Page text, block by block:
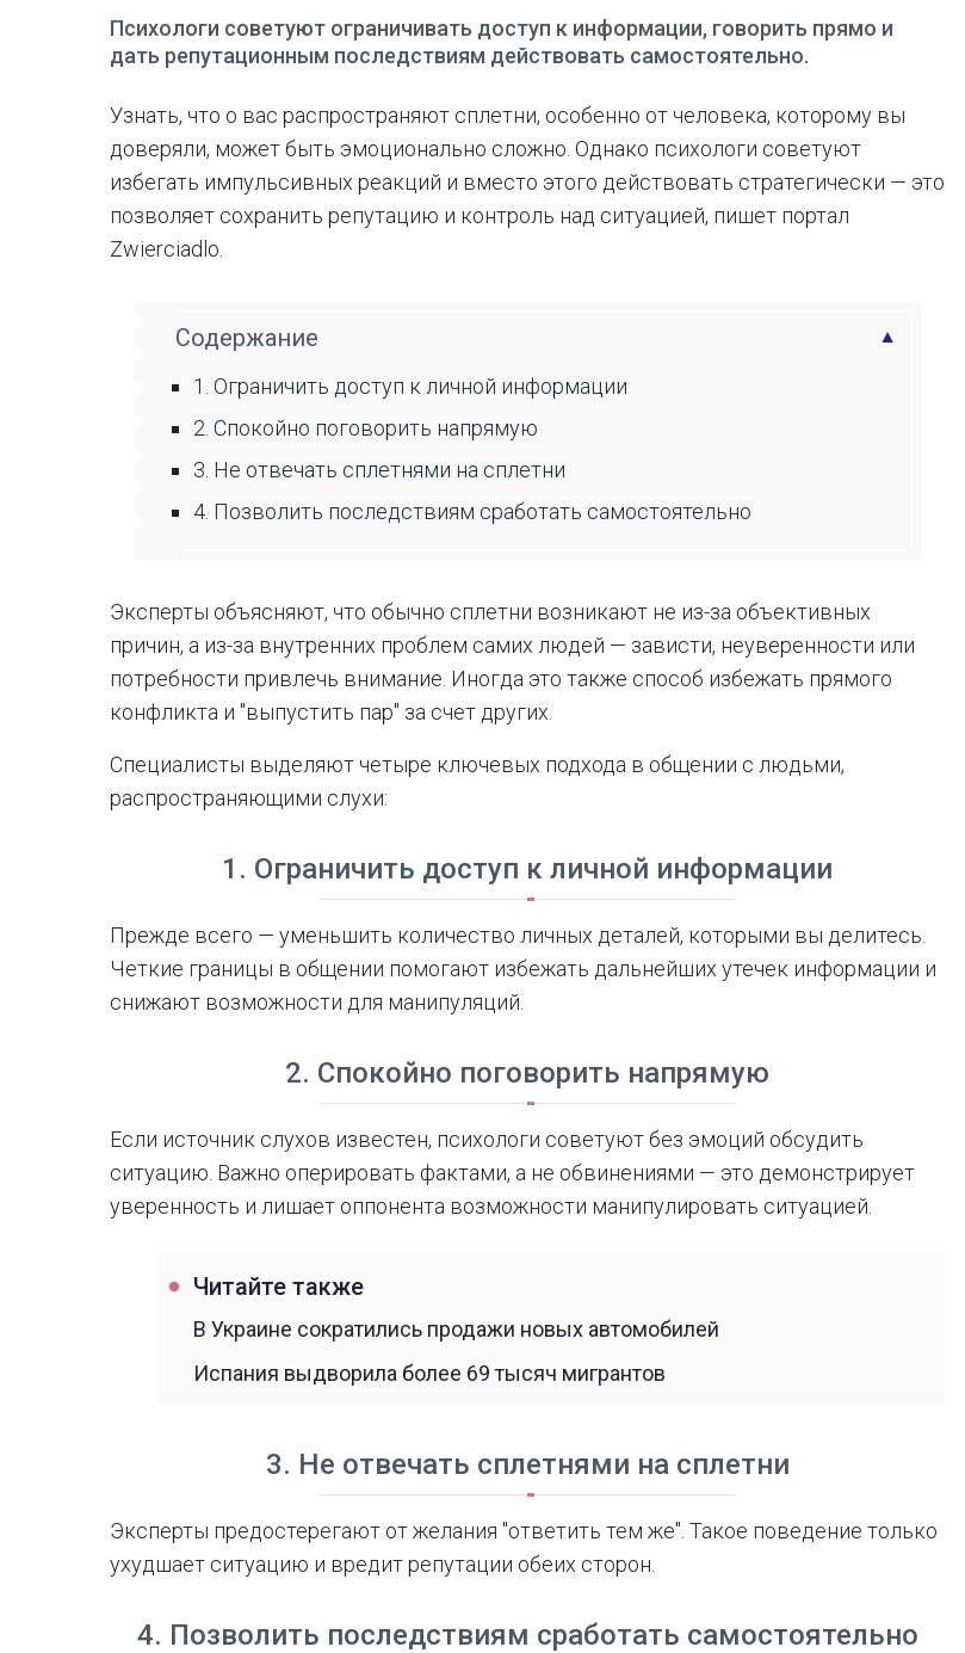
Психологи советуют ограничивать доступ к информации, говорить прямо и
дать репутационным последствиям действовать самостоятельно.
Узнать, что о вас распространяют сплетни, особенно от человека, которому вы
доверяли, может быть эмоционально сложно. Однако психологи советуют
избегать импульсивных реакций и вместо этого действовать стратегически — это
позволяет сохранить репутацию и контроль над ситуацией, пишет портал
Zwierciadlo.
Содержание
1. Ограничить доступ к личной информации
2. Спокойно поговорить напрямую
3. Не отвечать сплетнями на сплетни
4. Позволить последствиям сработать самостоятельно
Эксперты объясняют, что обычно сплетни возникают не из-за объективных
причин, а из-за внутренних проблем самих людей — зависти, неуверенности или
потребности привлечь внимание. Иногда это также способ избежать прямого
конфликта и "выпустить пар" за счет других.
Специалисты выделяют четыре ключевых подхода в общении с людьми,
распространяющими слухи:
1. Ограничить доступ к личной информации
Прежде всего — уменьшить количество личных деталей, которыми вы делитесь.
Четкие границы в общении помогают избежать дальнейших утечек информации и
снижают возможности для манипуляций.
2. Спокойно поговорить напрямую
Если источник слухов известен, психологи советуют без эмоций обсудить
ситуацию. Важно оперировать фактами, а не обвинениями — это демонстрирует
уверенность и лишает оппонента возможности манипулировать ситуацией.
Читайте также
В Украине сократились продажи новых автомобилей
Испания выдворила более 69 тысяч мигрантов
3. Не отвечать сплетнями на сплетни
Эксперты предостерегают от желания "ответить тем же". Такое поведение только
ухудшает ситуацию и вредит репутации обеих сторон.
4. Позволить последствиям сработать самостоятельно